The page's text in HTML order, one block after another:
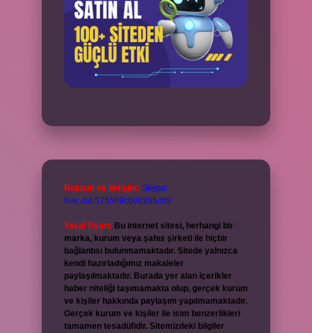
Reklam ve İletişim: Skype:
live:.cid.575569c608265c69
Yasal Uyarı: Bu internet sitesi, herhangi bir
marka, kurum veya şahıs şirketi ile hiçbir
bağlantısı bulunmamaktadır. Sitede yalnızca
kendi hazırladığımız makaleler
paylaşılmaktadır. Burada yer alan içerikler
haber niteliği taşımamakta olup, gerçek kurum
ve kişiler hakkında paylaşım yapılmamaktadır.
Gerçek kurum ve kişiler ile isim benzerlikleri
tamamen tesadüfidir. Sitemizdeki bilgiler